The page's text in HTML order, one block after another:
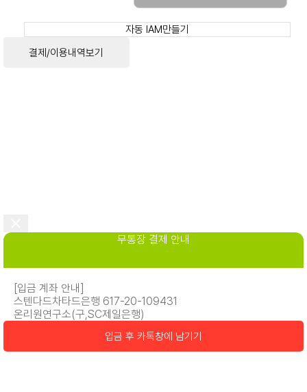
자동 IAM만들기
결제/이용내역보기
무통장 결제 안내
[입금 계좌 안내]
스텐다드차타드은행 617-20-109431
온리원연구소(구,SC제일은행)
입금 후 카톡창에 남기기